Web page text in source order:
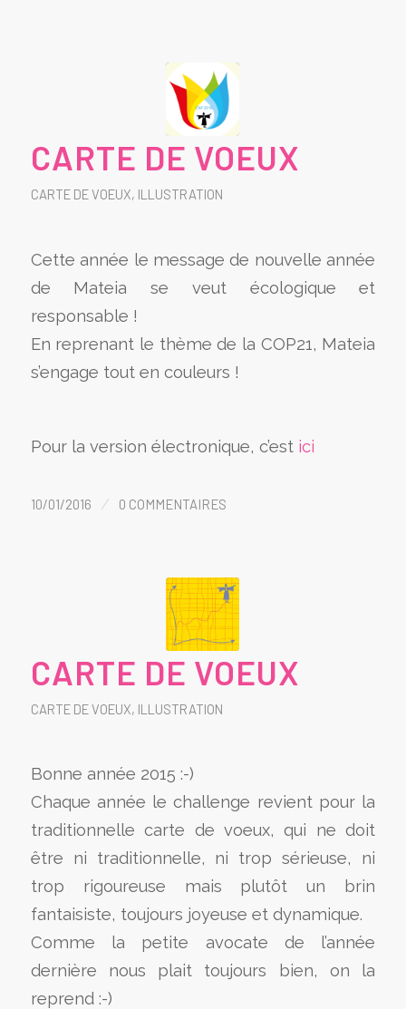
CARTE DE VOEUX
CARTE DE VOEUX, ILLUSTRATION
Cette année le message de nouvelle année
de Mateia se veut écologique et
responsable !
En reprenant le thème de la COP21, Mateia
s’engage tout en couleurs !
Pour la version électronique, c’est ici
10/01/2016 / 0 COMMENTAIRES
CARTE DE VOEUX
CARTE DE VOEUX, ILLUSTRATION
Bonne année 2015 :-)
Chaque année le challenge revient pour la
traditionnelle carte de voeux, qui ne doit
être ni traditionnelle, ni trop sérieuse, ni
trop rigoureuse mais plutôt un brin
fantaisiste, toujours joyeuse et dynamique.
Comme la petite avocate de l’année
dernière nous plait toujours bien, on la
reprend :-)